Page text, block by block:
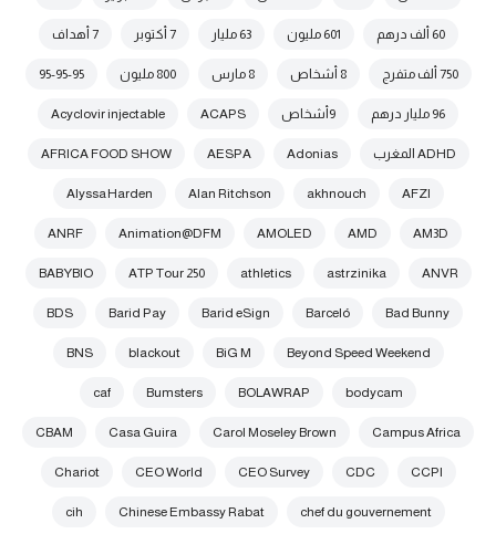
60 ألف درهم 601 مليون 63 مليار 7 أكتوبر 7 أهداف
750 ألف متفرج 8 أشخاص 8 مارس 800 مليون 95-95-95
96 مليار درهم 9أشخاص ACAPS
Acyclovir injectable
ADHD المغرب Adonias
AESPA
AFRICA FOOD SHOW
AFZI
akhnouch
Alan Ritchson
Alyssa Harden
AM3D
AMD
AMOLED
Animation@DFM
ANRF
ANVR
astrzinika
athletics
ATP Tour 250
BABYBIO
Bad Bunny
Barceló
Barid eSign
Barid Pay
BDS
Beyond Speed Weekend
BiG M
blackout
BNS
bodycam
BOLAWRAP
Bumsters
caf
Campus Africa
Carol Moseley Brown
Casa Guira
CBAM
CCPI
CDC
CEO Survey
CEO World
Chariot
chef du gouvernement
Chinese Embassy Rabat
cih